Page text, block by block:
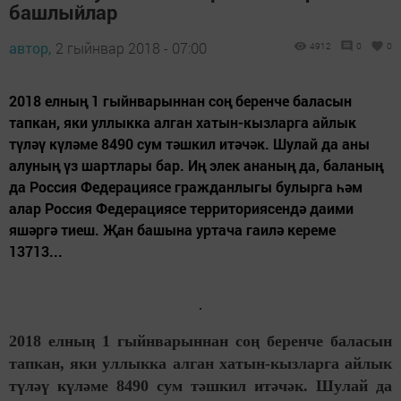
башлыйлар
автор, 2 гыйнвар 2018 - 07:00 4912 0 0
2018 елның 1 гыйнварыннан соң беренче баласын
тапкан, яки уллыкка алган хатын-кызларга айлык
түләү күләме 8490 сум тәшкил итәчәк. Шулай да аны
алуның үз шартлары бар. Иң элек ананың да, баланың
да Россия Федерациясе гражданлыгы булырга һәм
алар Россия Федерациясе территориясендә даими
яшәргә тиеш. Җан башына уртача гаилә кереме
13713...
2018 елның 1 гыйнварыннан соң беренче баласын
тапкан, яки уллыкка алган хатын-кызларга айлык
түләү күләме 8490 сум тәшкил итәчәк. Шулай да